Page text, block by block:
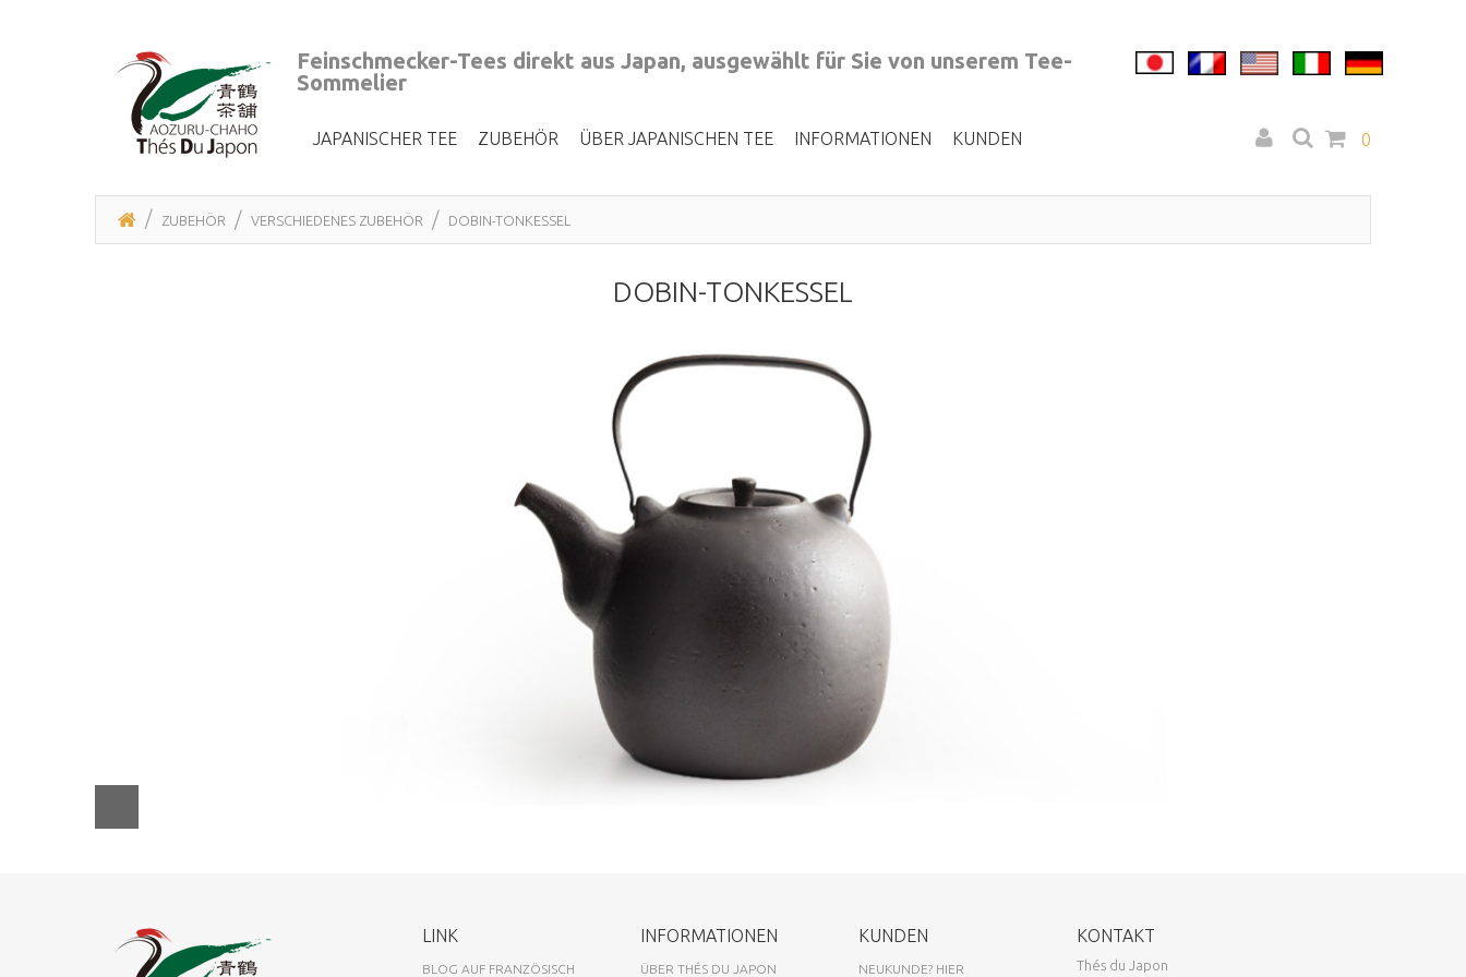
Feinschmecker-Tees direkt aus Japan, ausgewählt für Sie von unserem Tee-
Sommelier
0
JAPANISCHER TEE ZUBEHÖR ÜBER JAPANISCHEN TEE INFORMATIONEN KUNDEN
ZUBEHÖR VERSCHIEDENES ZUBEHÖR DOBIN-TONKESSEL
DOBIN-TONKESSEL
LINK
BLOG AUF FRANZÖSISCH
INFORMATIONEN
ÜBER THÉS DU JAPON
KUNDEN
NEUKUNDE? HIER
KONTAKT
Thés du Japon